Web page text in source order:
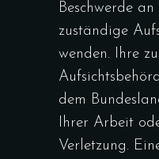
Beschwerde
zuständige
wenden. Ihre
dem
Ihrer Arbeit
Verletzung.